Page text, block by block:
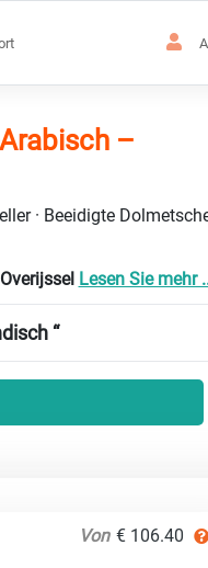
–
· Beeidigte
Lesen Sie mehr
“
Von € 106.40